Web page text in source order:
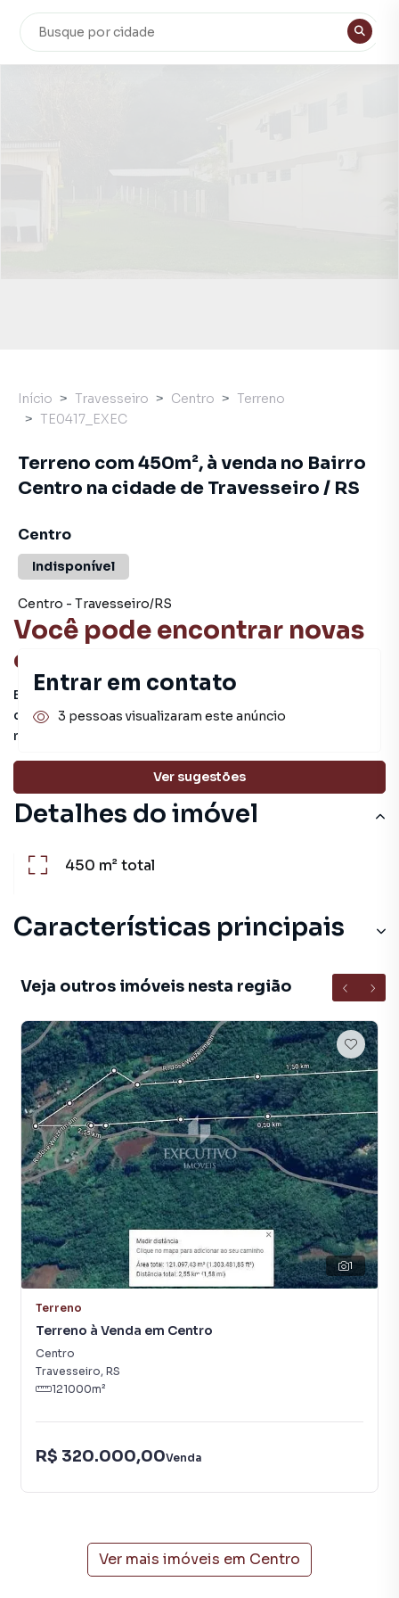
Você pode encontrar novas
oportunidades!
Este imóvel não está mais disponível, mas você pode
conferir outros em nosso site ou deixar seu contato para
receber mais informações.
Ver sugestões
Detalhes do imóvel
450 m²total
Características principais
Veja outros imóveis nesta região
1
Terreno
Terreno à Venda em Centro
Centro
Travesseiro, RS
121000m²
R$ 320.000,00Venda
Ver mais imóveis em Centro
Início Travesseiro Centro
Terreno
TE0417_EXEC
Terreno com 450m², à venda no Bairro
Centro na cidade de Travesseiro / RS
Centro
Indisponível
Centro - Travesseiro/RS
Entrar em contato
3 pessoas visualizaram este anúncio